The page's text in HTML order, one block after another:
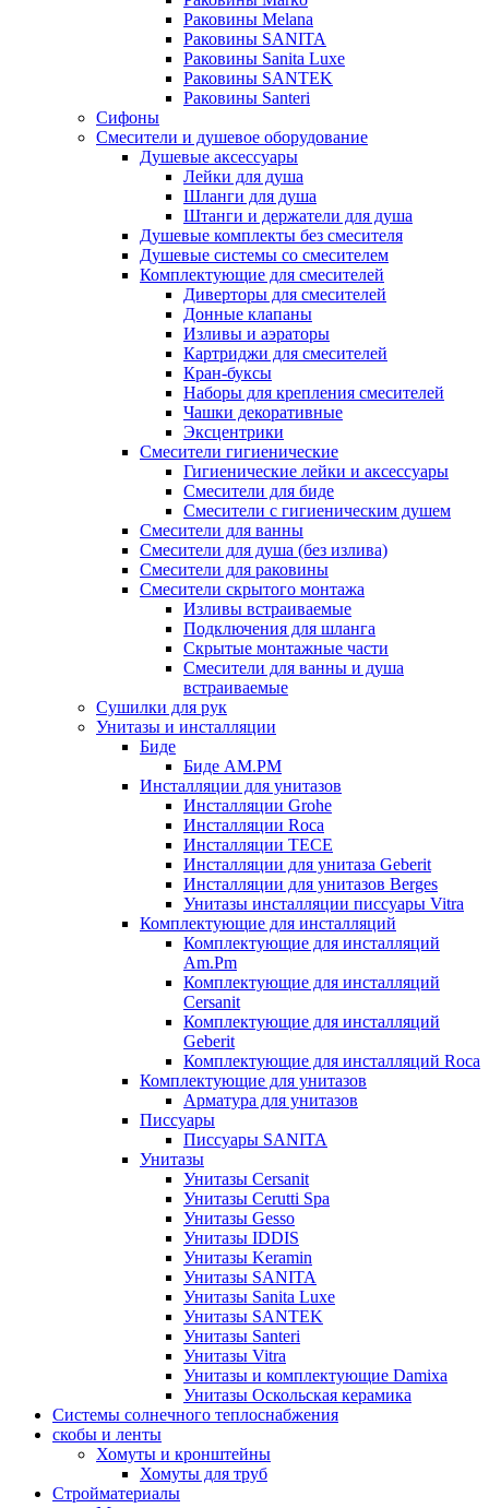
Раковины Melana
Раковины SANITA
Раковины Sanita Luxe
Раковины SANTEK
Раковины Santeri
Сифоны
Смесители и душевое оборудование
Душевые аксессуары
Лейки для душа
Шланги для душа
Штанги и держатели для душа
Душевые комплекты без смесителя
Душевые системы со смесителем
Комплектующие для смесителей
Диверторы для смесителей
Донные клапаны
Изливы и аэраторы
Картриджи для смесителей
Кран-буксы
Наборы для крепления смесителей
Чашки декоративные
Эксцентрики
Смесители гигиенические
Гигиенические лейки и аксессуары
Смесители для биде
Смесители с гигиеническим душем
Смесители для ванны
Смесители для душа (без излива)
Смесители для раковины
Смесители скрытого монтажа
Изливы встраиваемые
Подключения для шланга
Скрытые монтажные части
Смесители для ванны и душа
встраиваемые
Сушилки для рук
Унитазы и инсталляции
Биде
Биде AM.PM
Инсталляции для унитазов
Инсталляции Grohe
Инсталляции Roca
Инсталляции TECE
Инсталляции для унитаза Geberit
Инсталляции для унитазов Berges
Унитазы инсталляции писсуары Vitra
Комплектующие для инсталляций
Комплектующие для инсталляций
Am.Pm
Комплектующие для инсталляций
Cersanit
Комплектующие для инсталляций
Geberit
Комплектующие для инсталляций Roca
Комплектующие для унитазов
Арматура для унитазов
Писсуары
Писсуары SANITA
Унитазы
Унитазы Cersanit
Унитазы Cerutti Spa
Унитазы Gesso
Унитазы IDDIS
Унитазы Keramin
Унитазы SANITA
Унитазы Sanita Luxe
Унитазы SANTEK
Унитазы Santeri
Унитазы Vitra
Унитазы и комплектующие Damixa
Унитазы Оскольская керамика
Системы солнечного теплоснабжения
скобы и ленты
Хомуты и кронштейны
Хомуты для труб
Стройматериалы